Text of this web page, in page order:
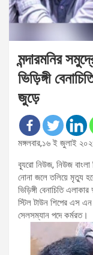
মন্দারমনির
ভিড়িঙ্গী
জুড়ে
মঙ্গলবার,১৬ ই জুলাই
ব্যূরো নিউজ, নিউজ বাংলা
নোনা জলে তলিয়ে মৃত্যু
ভিড়িঙ্গী বেনাচিতি
স্টিল টাউন শিপের এস এন
সেলসম্যান পদে কর্মরত।